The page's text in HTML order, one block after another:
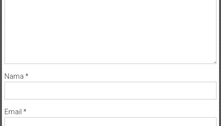
Nama *
Email *